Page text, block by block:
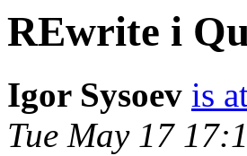
REwrite i
Igor Sysoev is
Tue May 17